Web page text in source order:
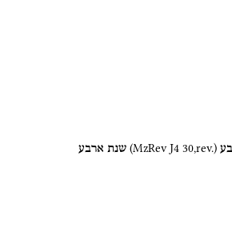
(MzRev J4 30,rev.) שנת ארבע